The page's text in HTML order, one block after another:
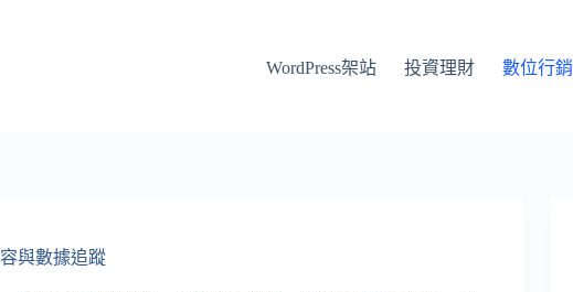
WordPress架站 投資理財 數位行銷
與數據追蹤